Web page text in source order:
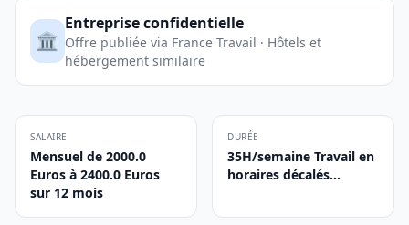
🏛️
Entreprise confidentielle
Offre publiée via France Travail · Hôtels et
hébergement similaire
SALAIRE
Mensuel de 2000.0
Euros à 2400.0 Euros
sur 12 mois
DURÉE
35H/semaine Travail en
horaires décalés...